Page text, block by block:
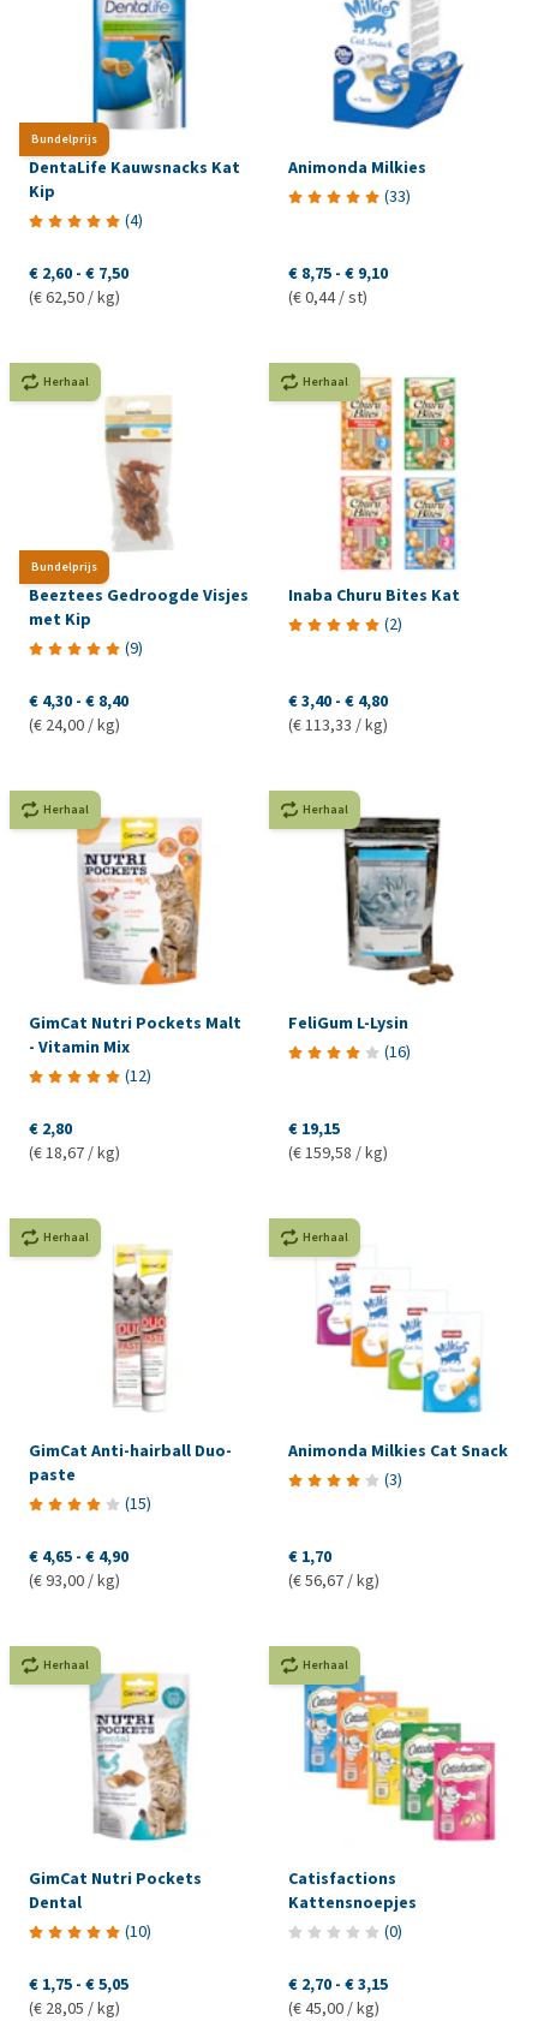
Bundelprijs
DentaLife Kauwsnacks Kat
Kip
(4)
€ 2,60 - € 7,50
(€ 62,50 / kg)
Animonda Milkies
(33)
€ 8,75 - € 9,10
(€ 0,44 / st)
Bundelprijs
Herhaal
Beeztees Gedroogde Visjes
met Kip
(9)
€ 4,30 - € 8,40
(€ 24,00 / kg)
Herhaal
Inaba Churu Bites Kat
(2)
€ 3,40 - € 4,80
(€ 113,33 / kg)
Herhaal
GimCat Nutri Pockets Malt
- Vitamin Mix
(12)
€ 2,80
(€ 18,67 / kg)
Herhaal
FeliGum L-Lysin
(16)
€ 19,15
(€ 159,58 / kg)
Herhaal
GimCat Anti-hairball Duo-
paste
(15)
€ 4,65 - € 4,90
(€ 93,00 / kg)
Herhaal
Animonda Milkies Cat Snack
(3)
€ 1,70
(€ 56,67 / kg)
Herhaal
GimCat Nutri Pockets
Dental
(10)
€ 1,75 - € 5,05
(€ 28,05 / kg)
Herhaal
Catisfactions
Kattensnoepjes
(0)
€ 2,70 - € 3,15
(€ 45,00 / kg)